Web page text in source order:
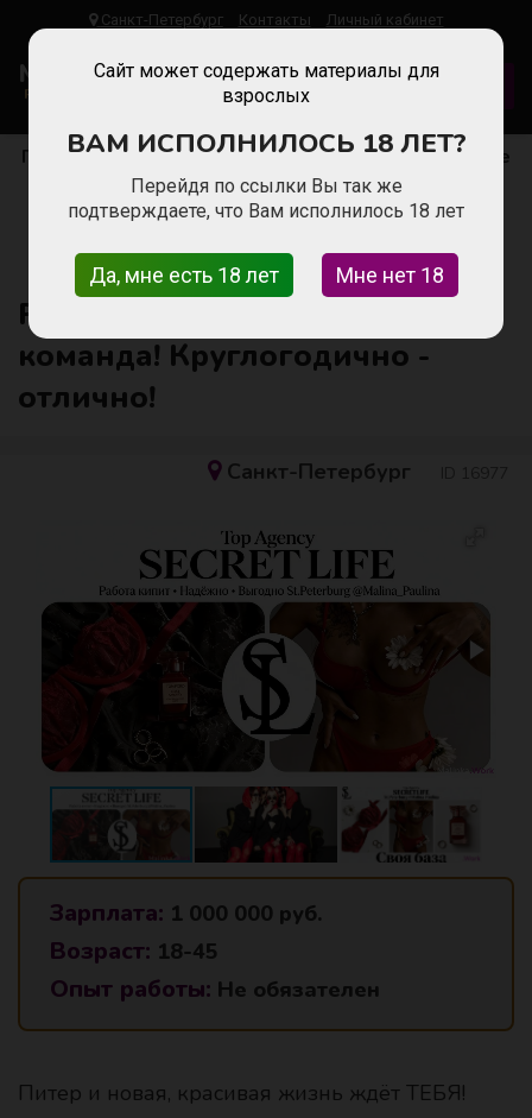
Санкт-Петербург Контакты Личный кабинет
MalinkaWork
Работа Для Девушек ДОБАВИТЬ ВАКАНСИЮ
Главная
Работа для девушек в Санкт-Петербурге
Модели
Работа девушкам! Топ команда! Круглогодично -
Работа девушкам! Топ
команда! Круглогодично -
отлично!
Санкт-Петербург
Зарплата: 1 000 000 руб.
Возраст: 18-45
Опыт работы: Не обязателен
Питер и новая, красивая жизнь ждёт ТЕБЯ!
Сайт может содержать материалы для
взрослых
ВАМ ИСПОЛНИЛОСЬ 18 ЛЕТ?
Перейдя по ссылки Вы так же
подтверждаете, что Вам исполнилось 18 лет
Да, мне есть 18 лет Мне нет 18